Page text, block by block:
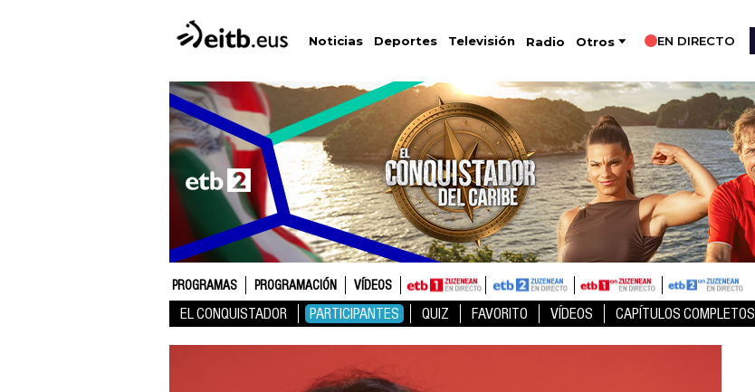
Noticias Deportes Televisión Radio Otros EN DIRECTO
PROGRAMAS PROGRAMACIÓN VÍDEOS
EL CONQUISTADOR PARTICIPANTES QUIZ FAVORITO VÍDEOS CAPÍTULOS COMPLETOS